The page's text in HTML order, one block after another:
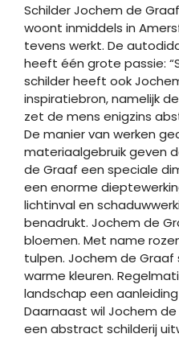
Schilder Jochem de
woont inmiddels in
tevens werkt. De
heeft één grote passie:
schilder heeft ook
inspiratiebron, namelijk
zet de mens enigzins
De manier van werken
materiaalgebruik geven
de Graaf een speciale
een enorme
lichtinval en
benadrukt. Jochem de
bloemen. Met name
tulpen. Jochem de
warme kleuren.
landschap een
Daarnaast wil Jochem
een abstract schilderij